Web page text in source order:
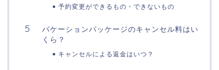
予約変更ができるもの・できないもの
バケーションパッケージのキャンセル料はい
くら？
キャンセルによる返金はいつ？